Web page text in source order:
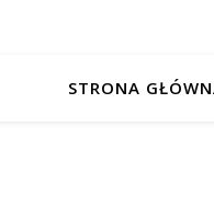
STRONA